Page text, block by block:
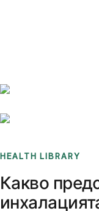
HEALTH LIBRARY
Какво